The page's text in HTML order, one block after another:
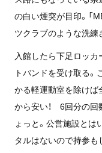
の白い煙突が目印。「
ツクラブのような洗練
入館したら下足ロッカ
トバンドを受け取る
かる軽運動室を除けば
から安い！ 6回分の回
ょっと。公営施設とは
タルはないので持参も